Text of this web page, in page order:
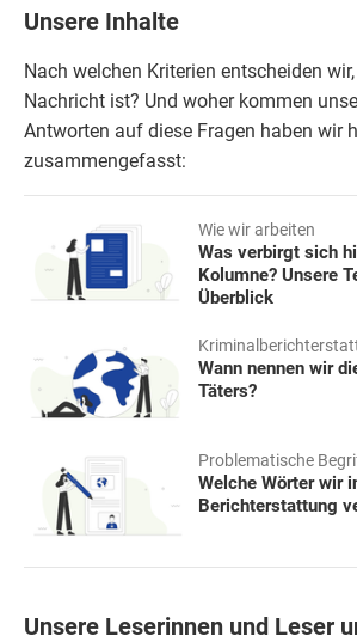
Unsere Inhalte
Nach welchen Kriterien entscheiden
Nachricht ist? Und woher kommen
Antworten auf diese Fragen haben wir
zusammengefasst:
Wie wir arbeiten
Was verbirgt sich
Kolumne? Unsere
Überblick
Wann nennen wir
Täters?
Problematische
Welche Wörter wir
Berichterstattung
Unsere Leserinnen und Leser